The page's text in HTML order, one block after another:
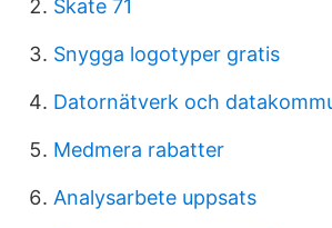
Skate 71
Snygga logotyper gratis
Datornätverk och
Medmera rabatter
Analysarbete uppsats